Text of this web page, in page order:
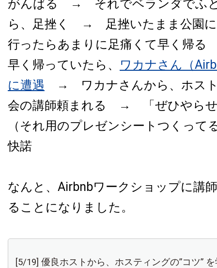
がんばる → それでベランダでふ
ら、足挫く → 足挫いたまま公園に
行ったらあまりに足痛くて早く帰
早く帰っていたら、
ワカナさん（
に遭遇 → ワカナさんから、ホスト
会の講師頼まれる → 「ぜひやら
（それ用のプレゼンシートつくって
快諾
なんと、Airbnbワークショップに講
ることになりました。
[5/19] 優良ホストから、ホスティングの”コツ”